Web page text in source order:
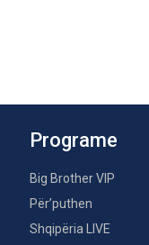
Programe
Big Brother VIP
Për’puthen
Shqipëria LIVE